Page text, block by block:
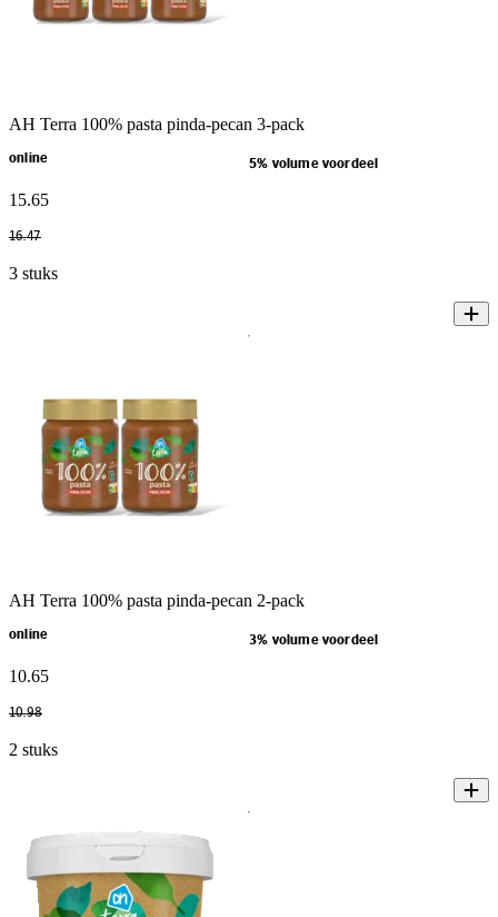
AH Terra 100% pasta pinda-pecan 3-pack
online 5% volume voordeel
15.65
16.47
3 stuks
AH Terra 100% pasta pinda-pecan 2-pack
online 3% volume voordeel
10.65
10.98
2 stuks